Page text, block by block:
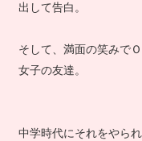
出して告白。
そして、満面の笑みで
女子の友達。
中学時代にそれをやら